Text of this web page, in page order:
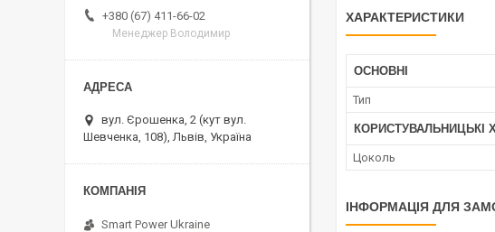
ХАРАКТЕРИСТИКИ
ОСНОВНІ
Тип
КОРИСТУВАЛЬНИЦЬКІ
Цоколь
ІНФОРМАЦІЯ ДЛЯ
+380 (67) 411-66-02
Менеджер Володимир
вул. Єрошенка, 2 (кут вул.
Шевченка, 108), Львів, Україна
Smart Power Ukraine